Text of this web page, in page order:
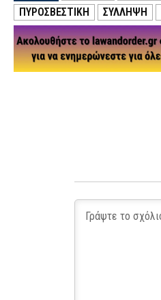
ΠΥΡΟΣΒΕΣΤΙΚΗ
ΣΥΛΛΗΨΗ